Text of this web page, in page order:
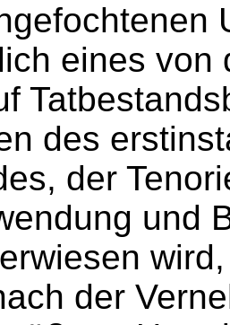
eines von
des
der
und
der